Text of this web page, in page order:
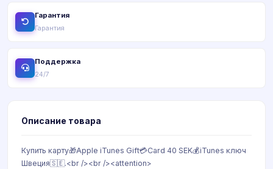
Гарантия
Гарантия
Поддержка
24/7
Описание товара
Купить карту🎁Apple iTunes Gift💳Card 40 SEK💰iTunes ключ
Швеция🇸🇪.<br /><br /><attention>